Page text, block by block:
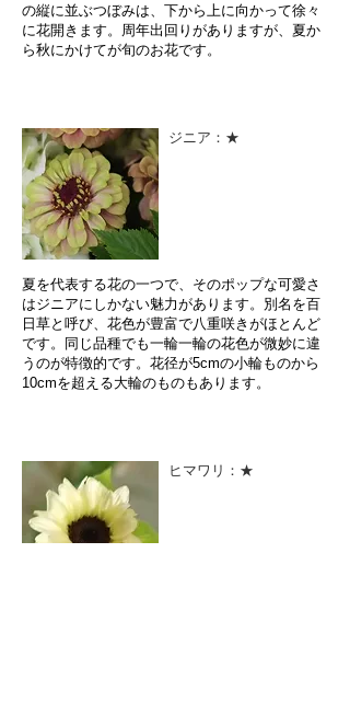
の縦に並ぶつぼみは、下から上に向かって徐々
に花開きます。周年出回りがありますが、夏か
ら秋にかけてが旬のお花です。
ジニア：★
夏を代表する花の一つで、そのポップな可愛さ
はジニアにしかない魅力があります。別名を百
日草と呼び、花色が豊富で八重咲きがほとんど
です。同じ品種でも一輪一輪の花色が微妙に違
うのが特徴的です。花径が5cmの小輪ものから
10cmを超える大輪のものもあります。
ヒマワリ：★